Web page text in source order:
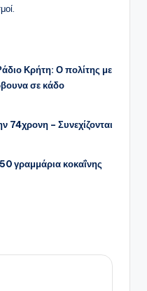
Κρήτη: Ο πολίτης με
σε κάδο
74χρονη – Συνεχίζονται
γραμμάρια κοκαΐνης